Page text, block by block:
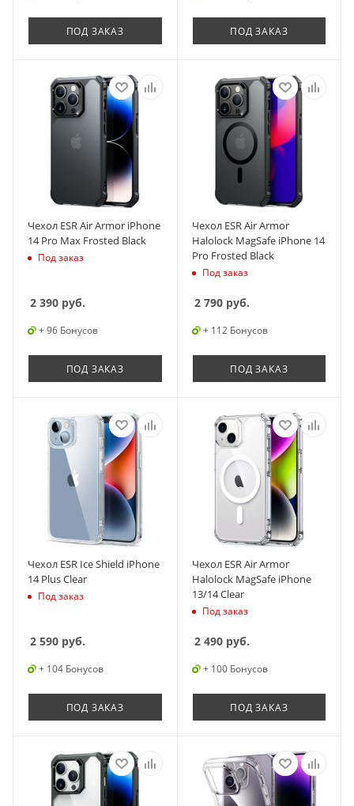
ПОД ЗАКАЗ ПОД ЗАКАЗ
Чехол ESR Air Armor iPhone
14 Pro Max Frosted Black
Под заказ
2 390 руб.
+ 96 Бонусов
ПОД ЗАКАЗ
Чехол ESR Air Armor
Halolock MagSafe iPhone 14
Pro Frosted Black
Под заказ
2 790руб.
+ 112 Бонусов
ПОД ЗАКАЗ
Чехол ESR Ice Shield iPhone
14 Plus Clear
Под заказ
2 590 руб.
+ 104 Бонусов
ПОД ЗАКАЗ
Чехол ESR Air Armor
Halolock MagSafe iPhone
13/14 Clear
Под заказ
2 490руб.
+ 100 Бонусов
ПОД ЗАКАЗ